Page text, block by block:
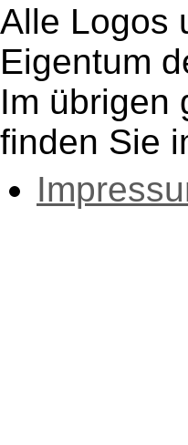
Alle Logos
Eigentum
Im übrigen
finden Sie